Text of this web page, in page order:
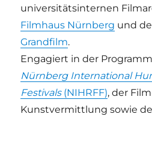
universitätsinternen
Filmhaus Nürnberg und
Grandfilm.
Engagiert in der
Nürnberg International
Festivals(NIHRFF), der
Kunstvermittlung sowie